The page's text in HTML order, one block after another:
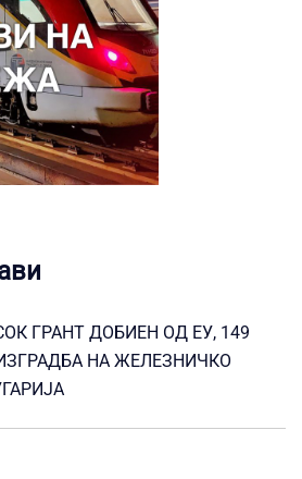
ГРАНТ ДОБИЕН ОД ЕУ, 149
НА ЖЕЛЕЗНИЧКО